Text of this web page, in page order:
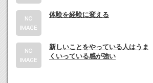
体験を経験に変える
新しいことをやっている人はうま
くいっている感が強い